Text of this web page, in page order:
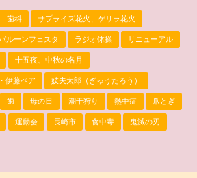
歯科 サプライズ花火、ゲリラ花火
ルーンフェスタ ラジオ体操 リニューアル
十五夜、中秋の名月
伊藤ペア 妓夫太郎（ぎゅうたろう）
歯 母の日 潮干狩り 熱中症 爪とぎ
運動会 長崎市 食中毒 鬼滅の刃